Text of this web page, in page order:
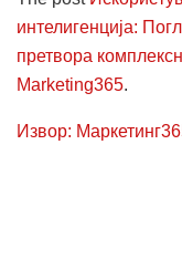
интелигенција:
претвора
Marketing365.
Извор: